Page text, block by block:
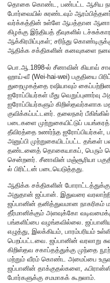
தொகை கொண்ட, பண்பட்ட ஆசிய
போர்வையில் சுரண்டவும்
வர்க்கத்தின் உள்ளே ஆபத்தான
கிழக்கு இந்தியத் தீவுகளில்
ஆக்கிரமிப்புகள்; சரிந்து
ஆதிக்க சக்திகளின் கனவுகளை
பொ.ஆ.1898-ல் சீனாவின் கியாவ் சாவ்
ஹாய்-வீ (Wei-hai-wei) பகுதியை
துறைமுகத்தை ரஷியாவும்
ஐரோப்பியர்கள் மீது வெறுப்புணர்வு
ஐரோப்பியர்களும் கிறிஸ்தவர்களாக
குவிக்கப்பட்டனர். தலைநகர் பீகிங்கில்
படைகளை முற்றுகையிட்டுப்
தீவிரத்தை உணர்ந்த ஐரோப்பியர்கள்,
அனுப்பி முற்றுகையிடப்பட்ட
தண்டனைத் தொகையாகப், பெரும்
சென்றனர். சீனாவின் மஞ்சூரியா
ல் பிரிட்டன் படையெடுத்தது.
ஆதிக்க சக்திகளின் போராட்டத்துக்கு
அதுதான் ஜப்பான். இதுவரை
ஜப்பானின் தனித்துவமான
தீர்மானிக்கும் அளவுக்கோ
பங்களிப்பை வழங்கவில்லை.
எழுத்து, இலக்கியம், பாரம்பரியம்
பெறப்பட்டவை. ஜப்பானின் வரலாறு
கிறிஸ்தவ சகாப்தத்துக்கு முந்தை
மற்றும் வீரம் கொண்ட அமைப்பை
ஜப்பானின் தாக்குதல்களை,
போர்களுக்கு சமமாகக் கூறலாம்.